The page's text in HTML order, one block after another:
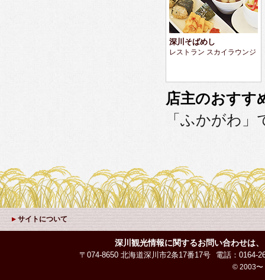
深川そばめし
レストラン スカイラウンジ
店主のおすす
「ふかがわ
サイトについて
深川観光情報に関するお問い合わせは、
〒074-8650 北海道深川市2条17番17号 電話：0164-
© 2003〜